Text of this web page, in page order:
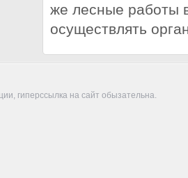
же лесные работы
осуществлять
гиперссылка на сайт обызательна.